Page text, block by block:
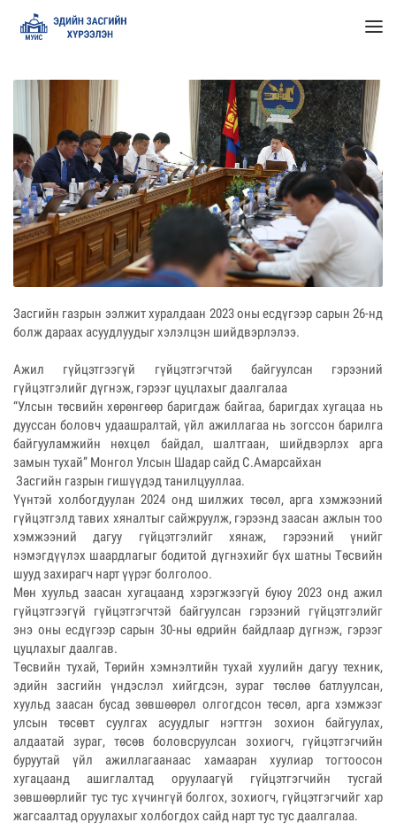
Засгийн газрын ээлжит хуралдаан 2023 оны есдүгээр сарын 26-нд
болж дараах асуудлуудыг хэлэлцэн шийдвэрлэлээ.
Ажил гүйцэтгээгүй гүйцэтгэгчтэй байгуулсан гэрээний
гүйцэтгэлийг дүгнэж, гэрээг цуцлахыг даалгалаа
“Улсын төсвийн хөрөнгөөр баригдаж байгаа, баригдах хугацаа нь
дууссан боловч удаашралтай, үйл ажиллагаа нь зогссон барилга
байгууламжийн нөхцөл байдал, шалтгаан, шийдвэрлэх арга
замын тухай” Монгол Улсын Шадар сайд С.Амарсайхан
Засгийн газрын гишүүдэд танилцууллаа.
Үүнтэй холбогдуулан 2024 онд шилжих төсөл, арга хэмжээний
гүйцэтгэлд тавих хяналтыг сайжруулж, гэрээнд заасан ажлын тоо
хэмжээний дагуу гүйцэтгэлийг хянаж, гэрээний үнийг
нэмэгдүүлэх шаардлагыг бодитой дүгнэхийг бүх шатны Төсвийн
шууд захирагч нарт үүрэг болголоо.
Мөн хуульд заасан хугацаанд хэрэгжээгүй буюу 2023 онд ажил
гүйцэтгээгүй гүйцэтгэгчтэй байгуулсан гэрээний гүйцэтгэлийг
энэ оны есдүгээр сарын 30-ны өдрийн байдлаар дүгнэж, гэрээг
цуцлахыг даалгав.
Төсвийн тухай, Төрийн хэмнэлтийн тухай хуулийн дагуу техник,
эдийн засгийн үндэслэл хийгдсэн, зураг төслөө батлуулсан,
хуульд заасан бусад зөвшөөрөл олгогдсон төсөл, арга хэмжээг
улсын төсөвт суулгах асуудлыг нэгтгэн зохион байгуулах,
алдаатай зураг, төсөв боловсруулсан зохиогч, гүйцэтгэгчийн
буруутай үйл ажиллагаанаас хамааран хуулиар тогтоосон
хугацаанд ашиглалтад оруулаагүй гүйцэтгэгчийн тусгай
зөвшөөрлийг тус тус хүчингүй болгох, зохиогч, гүйцэтгэгчийг хар
жагсаалтад оруулахыг холбогдох сайд нарт тус тус даалгалаа.